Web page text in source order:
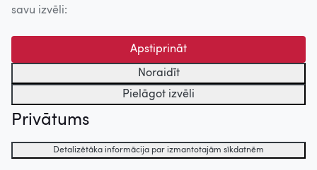
savu izvēli:
Apstiprināt
Noraidīt
Pielāgot izvēli
Privātums
Detalizētāka informācija par izmantotajām sīkdatnēm